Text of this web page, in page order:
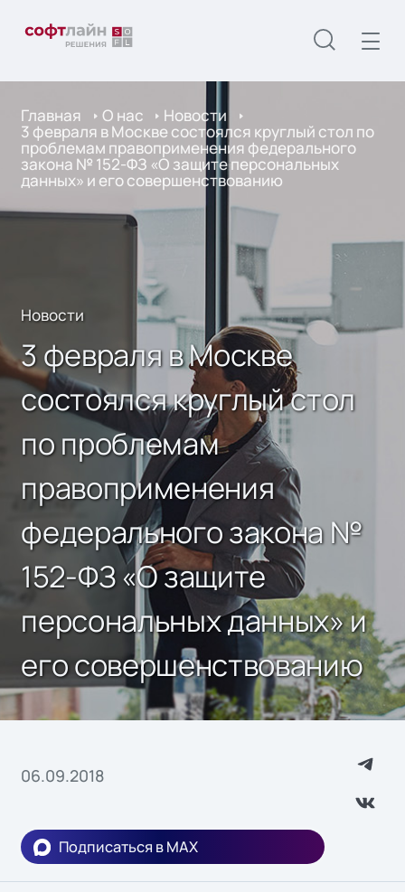
Главная О нас Новости
3 февраля в Москве состоялся круглый стол по
проблемам правоприменения федерального
закона № 152-ФЗ «О защите персональных
данных» и его совершенствованию
Новости
3 февраля в Москве
состоялся круглый стол
по проблемам
правоприменения
федерального закона №
152-ФЗ «О защите
персональных данных» и
его совершенствованию
06.09.2018
Подписаться в MAX